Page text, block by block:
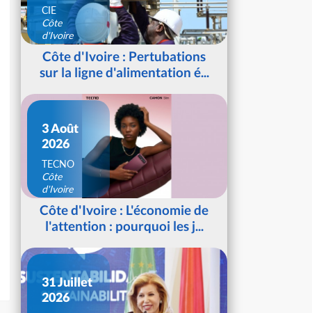
CIE
Côte
d'Ivoire
Côte d'Ivoire : Pertubations
sur la ligne d'alimentation é...
3 Août
2026
TECNO
Côte
d'Ivoire
Côte d'Ivoire : L'économie de
l'attention : pourquoi les j...
31 Juillet
2026